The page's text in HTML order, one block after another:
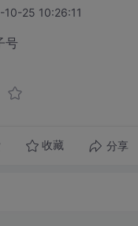
10-25 10:26:11
号
收藏 分享